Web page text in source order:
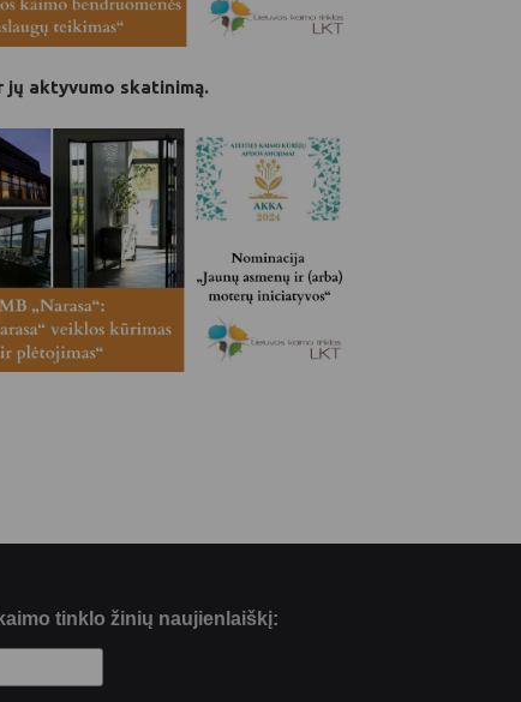
jų aktyvumo skatinimą.
tinklo žinių naujienlaiškį: